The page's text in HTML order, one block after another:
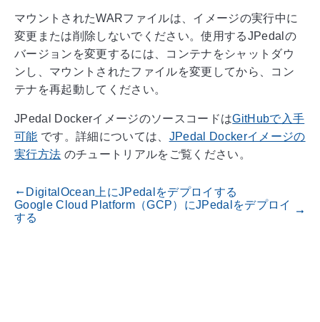
マウントされたWARファイルは、イメージの実行中に
変更または削除しないでください。使用するJPedalの
バージョンを変更するには、コンテナをシャットダウ
ンし、マウントされたファイルを変更してから、コン
テナを再起動してください。
JPedal DockerイメージのソースコードはGitHubで入手
可能 です。詳細については、 JPedal Dockerイメージの
実行方法 のチュートリアルをご覧ください。
gdoc_arrow_left_alt DigitalOcean上にJPedalをデプロイする
Google Cloud Platform（GCP）にJPedalをデプロイ
する
gdoc_arrow_right_alt